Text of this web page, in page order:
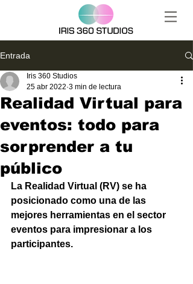
Entrada
Realidad Virtual para
eventos: todo para
sorprender a tu
público
Iris 360 Studios
25 abr 2022 3 min de lectura
La Realidad Virtual (RV) se ha
posicionado como una de las
mejores herramientas en el sector
eventos para impresionar a los
participantes.